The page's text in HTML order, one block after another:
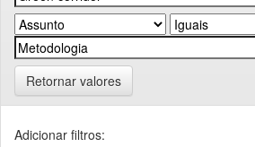
Retornar valores
Adicionar filtros: